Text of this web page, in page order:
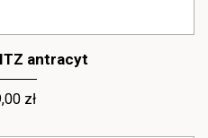
antracyt
zł